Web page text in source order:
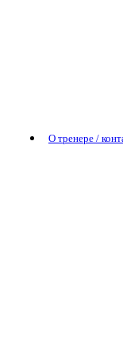
О тренере /